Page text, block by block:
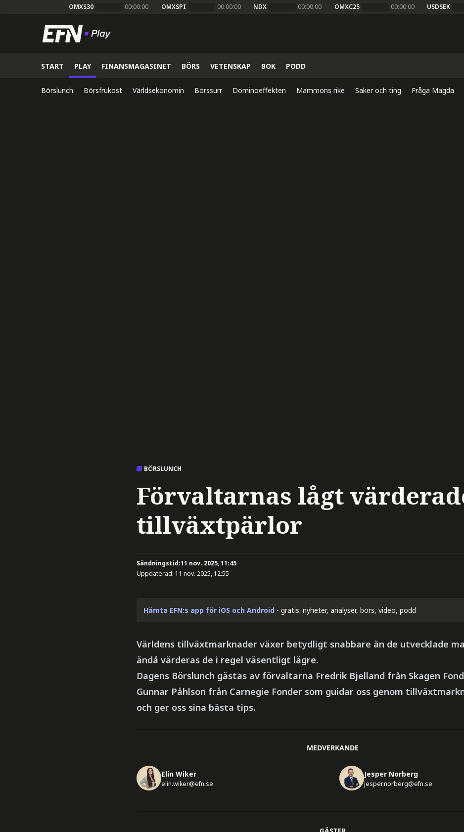
OMXS30 00:00:00 OMXSPI 00:00:00 NDX 00:00:00 OMXC25 00:00:00 USDSEK
START PLAY FINANSMAGASINET BÖRS VETENSKAP BOK PODD
Börslunch Börsfrukost Världsekonomin Börssurr Dominoeffekten Mammons rike Saker och ting Fråga Magda
BÖRSLUNCH
Förvaltarnas lågt
tillväxtpärlor
Sändningstid:11 nov. 2025, 11:45
Uppdaterad: 11 nov. 2025, 12:55
Hämta EFN:s app för iOS och Android - gratis: nyheter, analyser, börs, video, podd
Världens tillväxtmarknader växer betydligt snabbare än de utvecklade
ändå värderas de i regel väsentligt lägre.
Dagens Börslunch gästas av förvaltarna Fredrik Bjelland från Skagen
Gunnar Påhlson från Carnegie Fonder som guidar oss genom
och ger oss sina bästa tips.
MEDVERKANDE
Elin Wiker
elin.wiker@efn.se
Jesper Norberg
jesper.norberg@efn.se